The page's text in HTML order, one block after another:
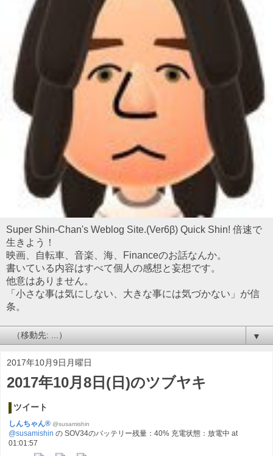
Super Shin-Chan's Weblog Site.(Ver6β) Quick Shin! 倍速で
生きよう！
映画、自転車、音楽、海、Financeのお話なんか。
書いている内容はすべて個人の感想と妄想です。
他意はありません。
「小さな事は気にしない、大きな事には気づかない」が信
条。
▼
2017年10月9日月曜日
2017年10月8日(日)のツブヤキ
ツイート
しんちゃん® @susamishin
@susamishin の SOV34のバッテリー残量：40% 充電状態：放電中 at
01:01:57